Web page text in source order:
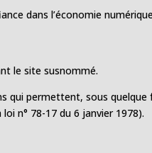
dans l’économie
le site susnommé.
qui permettent, sous
n° 78-17 du 6 janvier 1978).